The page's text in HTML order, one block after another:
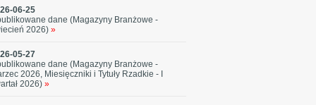
06-25
dane (Magazyny Branżowe -
2026) »
05-27
dane (Magazyny Branżowe -
2026, Miesięczniki i Tytuły Rzadkie - I
2026) »